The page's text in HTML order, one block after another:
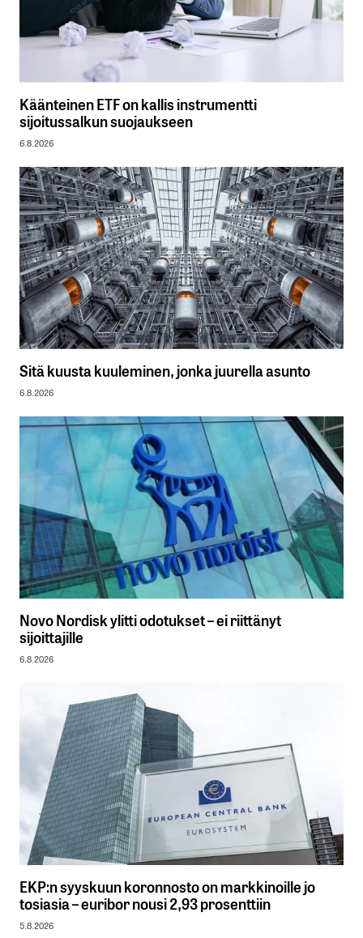
Käänteinen ETF on kallis instrumentti
sijoitussalkun suojaukseen
6.8.2026
Sitä kuusta kuuleminen, jonka juurella asunto
6.8.2026
Novo Nordisk ylitti odotukset – ei riittänyt
sijoittajille
6.8.2026
EKP:n syyskuun koronnosto on markkinoille jo
tosiasia – euribor nousi 2,93 prosenttiin
5.8.2026